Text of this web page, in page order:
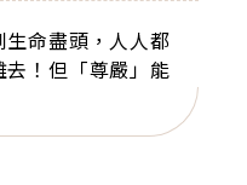
命盡頭，人人都
！但「尊嚴」能